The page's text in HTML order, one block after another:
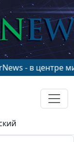
в центре